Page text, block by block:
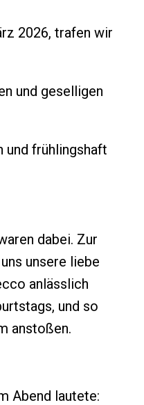
2026, trafen wir
und geselligen
und frühlingshaft
dabei. Zur
unsere liebe
anlässlich
und so
anstoßen.
Abend lautete: